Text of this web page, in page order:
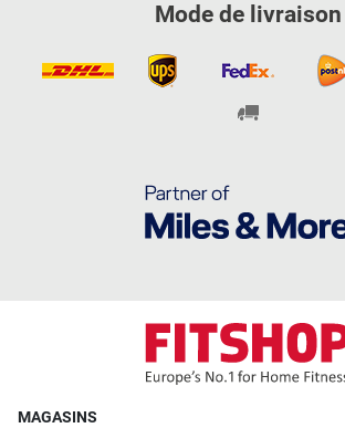
Mode de livraison
MAGASINS